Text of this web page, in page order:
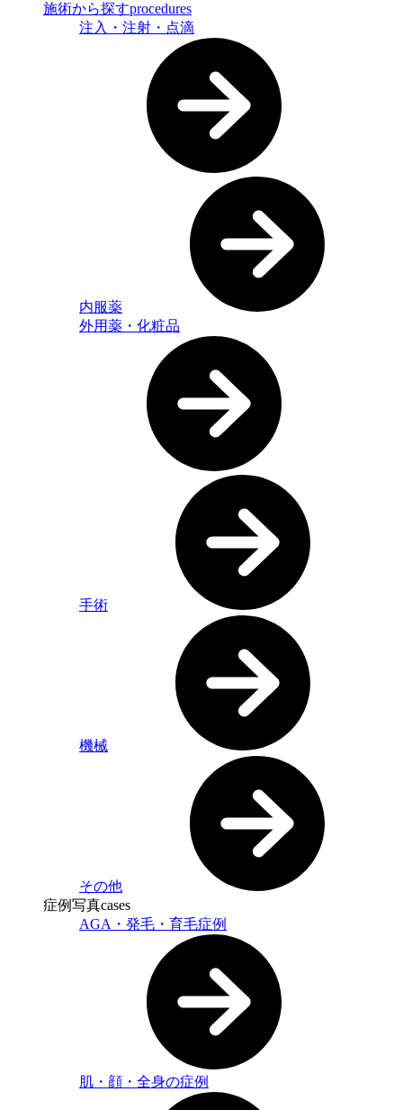
施術から探すprocedures
注入・注射・点滴
内服薬
外用薬・化粧品
手術
機械
その他
症例写真cases
AGA・発毛・育毛症例
肌・顔・全身の症例